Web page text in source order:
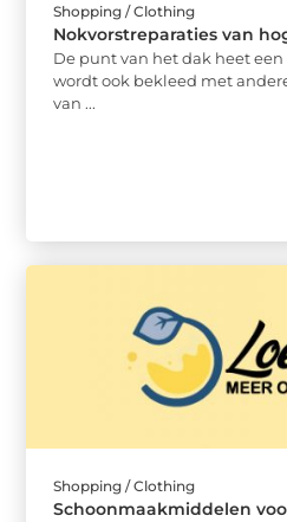
Shopping / Clothing
Nokvorstreparaties van
De punt van het dak heet
wordt ook bekleed met
van ...
Shopping / Clothing
Schoonmaakmiddelen